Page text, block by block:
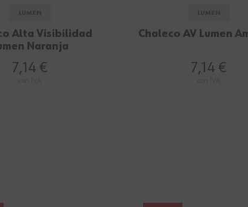
Alta Visibilidad
Naranja
7,14 €
Chaleco AV Lumen
7,14 €